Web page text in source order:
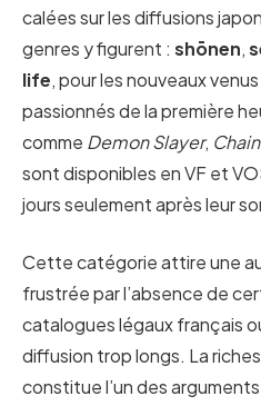
calées sur les diffusions
genres y figurent : shōnen,
life, pour les nouveaux
passionnés de la première
comme Demon Slayer,
sont disponibles en VF et
jours seulement après leur
Cette catégorie attire une
frustrée par l’absence de
catalogues légaux français
diffusion trop longs. La
constitue l’un des